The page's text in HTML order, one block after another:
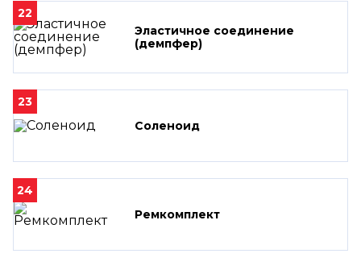
22
Эластичное соединение
(демпфер)
23
Соленоид
24
Ремкомплект